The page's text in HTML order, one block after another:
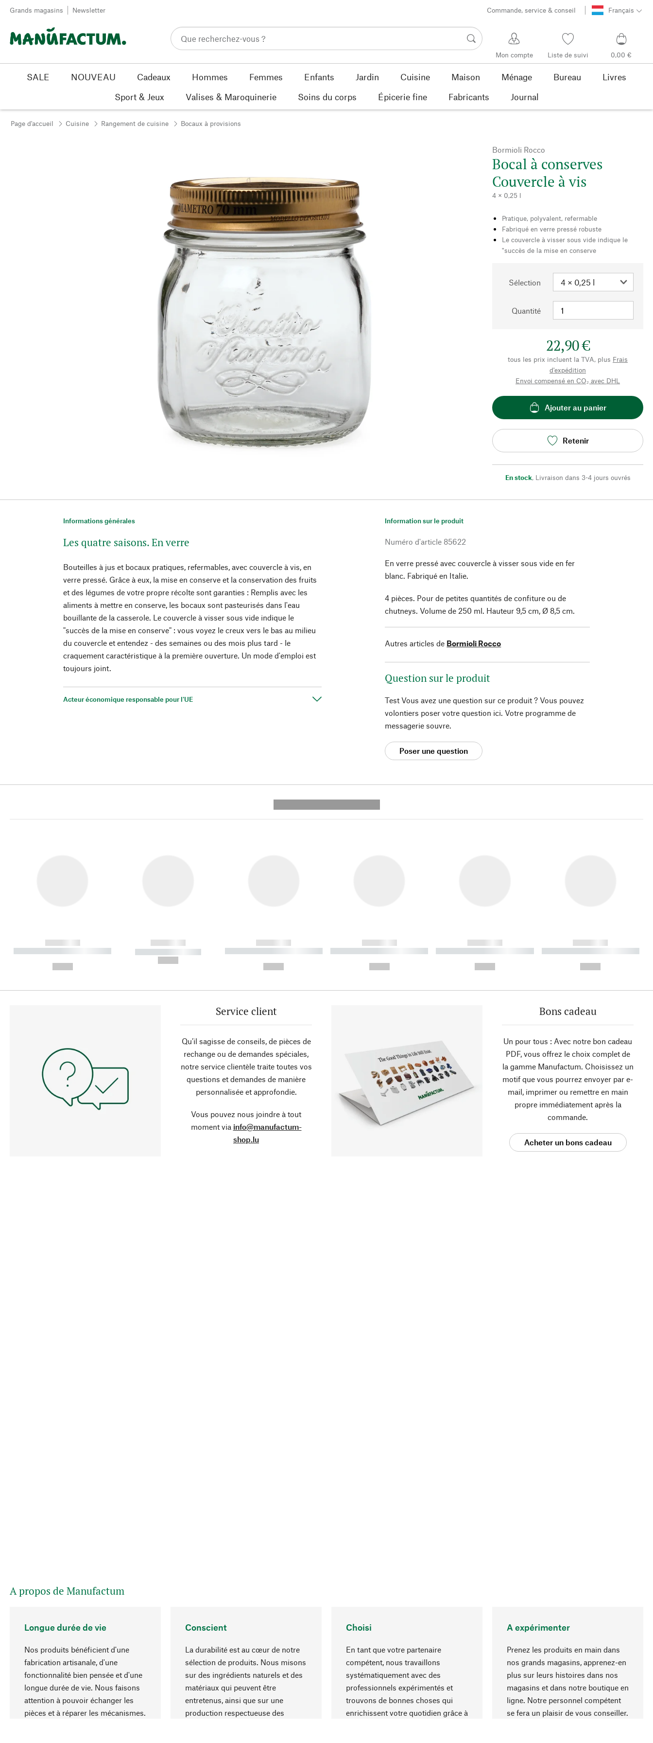
Passer au contenu
Grands magasins Newsletter Commande, service & conseil Français
Mon compte Liste de suivi 0,00 €
SALE NOUVEAU Cadeaux Hommes Femmes Enfants Jardin Cuisine Maison Ménage Bureau
Livres
Sport & Jeux
Valises & Maroquinerie Soins du corps Épicerie fine Fabricants Journal
Page d'accueil Cuisine Rangement de cuisine Bocaux à provisions
Bormioli Rocco
Bocal à conserves
Couvercle à vis
4 × 0,25 l
Pratique, polyvalent, refermable
Fabriqué en verre pressé robuste
Le couvercle à visser sous vide indique le
"succès de la mise en conserve
Sélection
Quantité
22,90 €
tous les prix incluent la TVA, plus Frais
d'expédition
Envoi compensé en CO₂ avec DHL
Ajouter au panier
Retenir
En stock, Livraison dans 3-4 jours ouvrés
Informations générales
Les quatre saisons. En verre
Bouteilles à jus et bocaux pratiques, refermables, avec couvercle à vis, en
verre pressé. Grâce à eux, la mise en conserve et la conservation des fruits
et des légumes de votre propre récolte sont garanties : Remplis avec les
aliments à mettre en conserve, les bocaux sont pasteurisés dans l'eau
bouillante de la casserole. Le couvercle à visser sous vide indique le
"succès de la mise en conserve" : vous voyez le creux vers le bas au milieu
du couvercle et entendez - des semaines ou des mois plus tard - le
craquement caractéristique à la première ouverture. Un mode d'emploi est
toujours joint.
Acteur économique responsable pour l'UE
Information sur le produit
Numéro d'article 85622
En verre pressé avec couvercle à visser sous vide en fer
blanc. Fabriqué en Italie.
4 pièces. Pour de petites quantités de confiture ou de
chutneys. Volume de 250 ml. Hauteur 9,5 cm, Ø 8,5 cm.
Autres articles de Bormioli Rocco
Question sur le produit
Test Vous avez une question sur ce produit ? Vous pouvez
volontiers poser votre question ici. Votre programme de
messagerie souvre.
Poser une question
------------
----------- ----------- ----------
------------
----------- -----------
------------
----------- ----------- ----------
------------
----------- ----------- ----------
------------
----------- ----------- ----------
------------
----------- ----------- ----------
Service client
Qu’il sagisse de conseils, de pièces de
rechange ou de demandes spéciales,
notre service clientèle traite toutes vos
questions et demandes de manière
personnalisée et approfondie.
Vous pouvez nous joindre à tout
moment via info@manufactum-
shop.lu
Bons cadeau
Un pour tous : Avec notre bon cadeau
PDF, vous offrez le choix complet de
la gamme Manufactum. Choisissez un
motif que vous pourrez envoyer par e-
mail, imprimer ou remettre en main
propre immédiatement après la
commande.
Acheter un bons cadeau
A propos de Manufactum
Longue durée de vie
Nos produits bénéficient d'une
fabrication artisanale, d'une
fonctionnalité bien pensée et d'une
longue durée de vie. Nous faisons
attention à pouvoir échanger les
pièces et à réparer les mécanismes.
Conscient
La durabilité est au cœur de notre
sélection de produits. Nous misons
sur des ingrédients naturels et des
matériaux qui peuvent être
entretenus, ainsi que sur une
production respectueuse des
Choisi
En tant que votre partenaire
compétent, nous travaillons
systématiquement avec des
professionnels expérimentés et
trouvons de bonnes choses qui
enrichissent votre quotidien grâce à
A expérimenter
Prenez les produits en main dans
nos grands magasins, apprenez-en
plus sur leurs histoires dans nos
magasins et dans notre boutique en
ligne. Notre personnel compétent
se fera un plaisir de vous conseiller.